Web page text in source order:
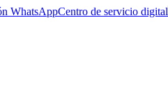
Centro de servicio digital